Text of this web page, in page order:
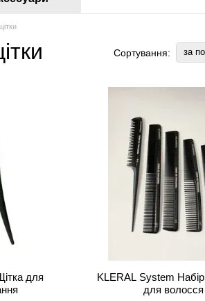
Сортування: за
для
KLERAL System Набір
для волосся